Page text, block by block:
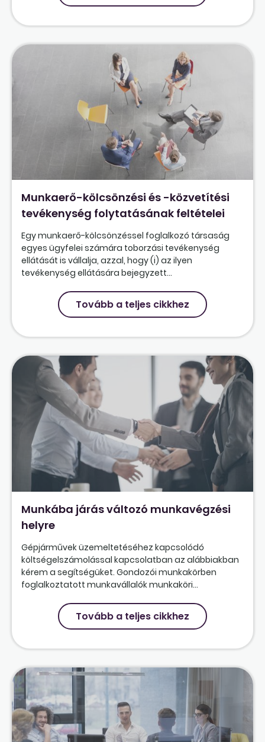
Munkaerő-kölcsönzési és -közvetítési
tevékenység folytatásának feltételei
Egy munkaerő-kölcsönzéssel foglalkozó társaság
egyes ügyfelei számára toborzási tevékenység
ellátását is vállalja, azzal, hogy (i) az ilyen
tevékenység ellátására bejegyzett...
Tovább a teljes cikkhez
Munkába járás változó munkavégzési
helyre
Gépjárművek üzemeltetéséhez kapcsolódó
költségelszámolással kapcsolatban az alábbiakban
kérem a segítségüket. Gondozói munkakörben
foglalkoztatott munkavállalók munkaköri...
Tovább a teljes cikkhez